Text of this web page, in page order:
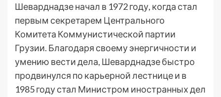
Шеварднадзе начал в 1972 году, когда стал
первым секретарем Центрального
Комитета Коммунистической партии
Грузии. Благодаря своему энергичности и
умению вести дела, Шеварднадзе быстро
продвинулся по карьерной лестнице и в
1985 году стал Министром иностранных дел